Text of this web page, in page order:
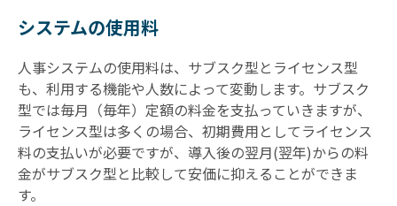
システムの使用料
人事システムの使用料は、サブスク型とライセンス型
も、利用する機能や人数によって変動します。サブスク
型では毎月（毎年）定額の料金を支払っていきますが、
ライセンス型は多くの場合、初期費用としてライセンス
料の支払いが必要ですが、導入後の翌月(翌年)からの料
金がサブスク型と比較して安価に抑えることができま
す。